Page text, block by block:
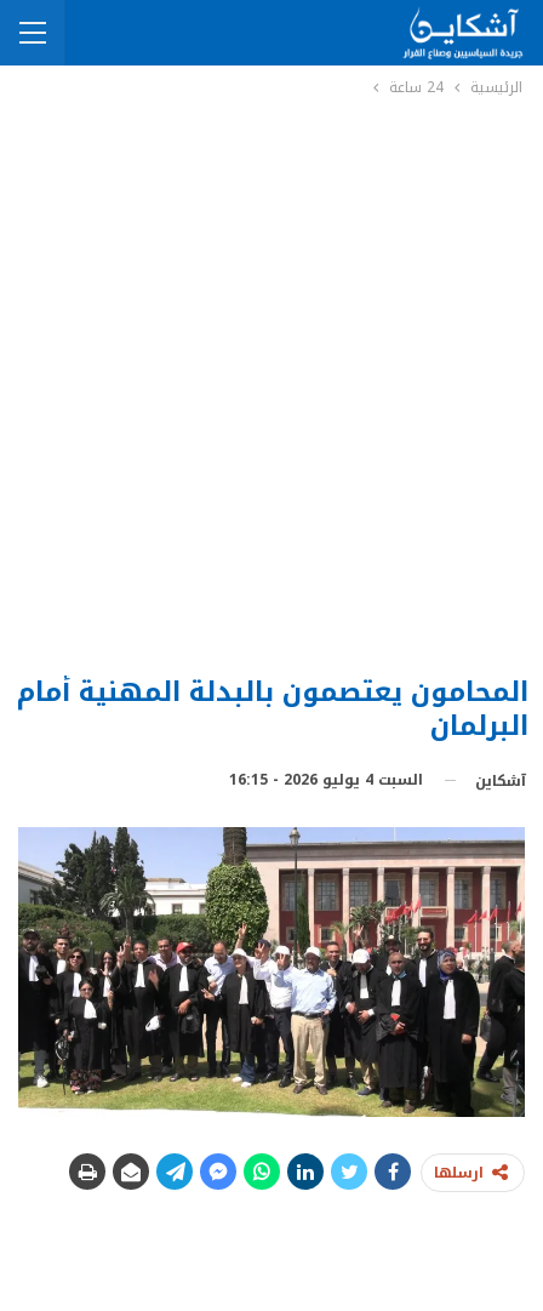
الرئيسية 24 ساعة
المحامون يعتصمون بالبدلة المهنية أمام
البرلمان
آشكاين السبت 4 يوليو 2026 - 16:15
ارسلها